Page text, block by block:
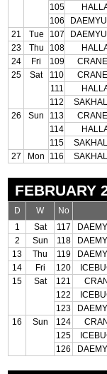
105
106
21
Tue 107
23
Thu 108
24
Fri 109
25
Sat 110
111
112
26
Sun 113
114
115
27
Mon 116
FEBRUARY
D W No
1
Sat 117
2
Sun 118
13
Thu 119
14
Fri 120
15
Sat 121
122
123
16
Sun 124
125
126